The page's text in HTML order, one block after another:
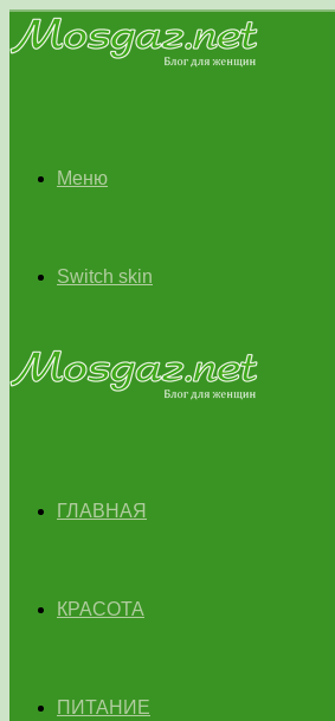
Меню
Switch skin
ГЛАВНАЯ
КРАСОТА
ПИТАНИЕ